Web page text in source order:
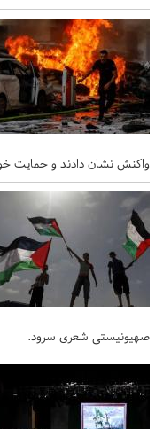
واکنش نشان دادند و حمایت خود
صهیونیستی شعری سرود.